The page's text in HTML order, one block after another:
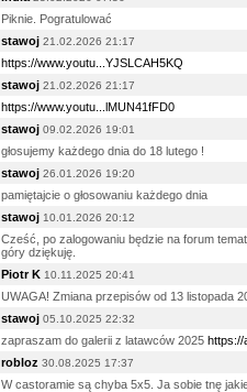
Piknie. Pogratulować
stawoj 21.02.2026 21:17
https://www.youtu...YJSLCAH5KQ
stawoj 21.02.2026 21:17
https://www.youtu...lMUN41fFD0
stawoj 09.02.2026 19:01
głosujemy każdego dnia do 18 lutego !
stawoj 26.01.2026 19:20
pamiętajcie o głosowaniu każdego dnia
stawoj 10.01.2026 20:12
Cześć, po zalogowaniu będzie na forum
góry dziękuję.
Piotr K 10.11.2025 20:41
UWAGA! Zmiana przepisów od 13 listopada
stawoj 05.10.2025 22:32
zapraszam do galerii z latawców 2025 https://
robloz 30.08.2025 17:37
W castoramie są chyba 5x5. Ja sobie tnę